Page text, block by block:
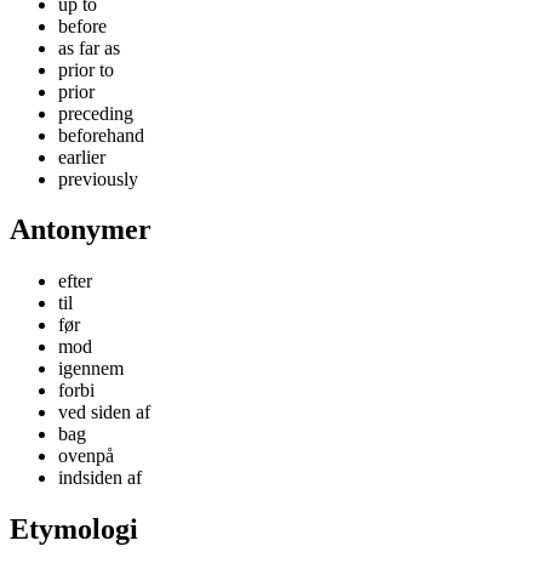
before
as far as
prior to
prior
preceding
beforehand
earlier
previously
Antonymer
efter
til
før
mod
igennem
forbi
ved siden af
bag
ovenpå
indsiden af
Etymologi